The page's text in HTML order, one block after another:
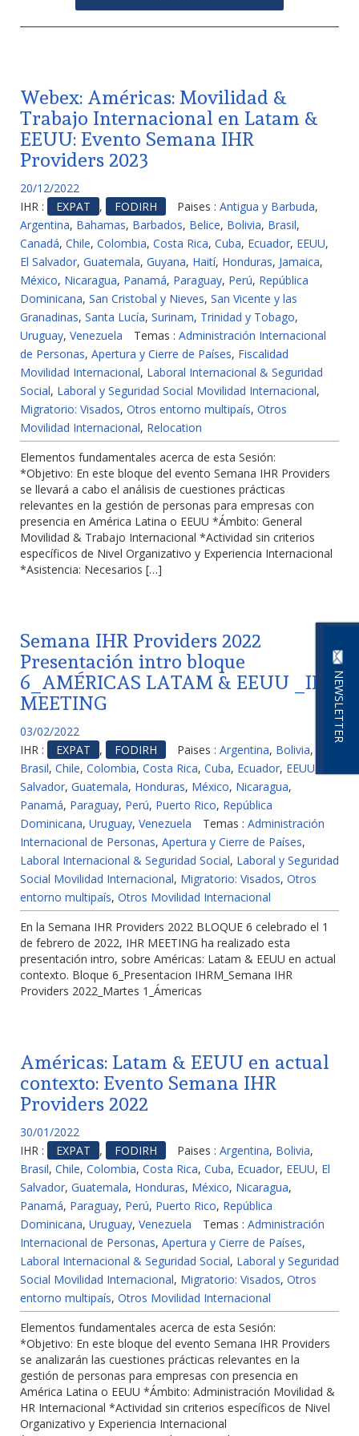
NEWSLETTER
Webex: Américas: Movilidad &
Trabajo Internacional en Latam &
EEUU: Evento Semana IHR
Providers 2023
20/12/2022
IHR :
EXPAT , FODIRH Paises : Antigua y Barbuda,
Argentina, Bahamas, Barbados, Belice, Bolivia, Brasil,
Canadá, Chile, Colombia, Costa Rica, Cuba, Ecuador, EEUU,
El Salvador, Guatemala, Guyana, Haití, Honduras, Jamaica,
México, Nicaragua, Panamá, Paraguay, Perú, República
Dominicana, San Cristobal y Nieves, San Vicente y las
Granadinas, Santa Lucía, Surinam, Trinidad y Tobago,
Uruguay, Venezuela Temas : Administración Internacional
de Personas, Apertura y Cierre de Países, Fiscalidad
Movilidad Internacional, Laboral Internacional & Seguridad
Social, Laboral y Seguridad Social Movilidad Internacional,
Migratorio: Visados, Otros entorno multipaís, Otros
Movilidad Internacional, Relocation
Elementos fundamentales acerca de esta Sesión:
*Objetivo: En este bloque del evento Semana IHR Providers
se llevará a cabo el análisis de cuestiones prácticas
relevantes en la gestión de personas para empresas con
presencia en América Latina o EEUU *Ámbito: General
Movilidad & Trabajo Internacional *Actividad sin criterios
específicos de Nivel Organizativo y Experiencia Internacional
*Asistencia: Necesarios […]
Semana IHR Providers 2022
Presentación intro bloque
6_AMÉRICAS LATAM & EEUU _IHR
MEETING
03/02/2022
IHR :
EXPAT , FODIRH Paises : Argentina, Bolivia,
Brasil, Chile, Colombia, Costa Rica, Cuba, Ecuador, EEUU
Salvador, Guatemala, Honduras, México, Nicaragua,
Panamá, Paraguay, Perú, Puerto Rico, República
Dominicana, Uruguay, Venezuela Temas : Administración
Internacional de Personas, Apertura y Cierre de Países,
Laboral Internacional & Seguridad Social, Laboral y Seguridad
Social Movilidad Internacional, Migratorio: Visados, Otros
entorno multipaís, Otros Movilidad Internacional
En la Semana IHR Providers 2022 BLOQUE 6 celebrado el 1
de febrero de 2022, IHR MEETING ha realizado esta
presentación intro, sobre Américas: Latam & EEUU en actual
contexto. Bloque 6_Presentacion IHRM_Semana IHR
Providers 2022_Martes 1_Ámericas
Américas: Latam & EEUU en actual
contexto: Evento Semana IHR
Providers 2022
30/01/2022
IHR :
EXPAT , FODIRH Paises : Argentina, Bolivia,
Brasil, Chile, Colombia, Costa Rica, Cuba, Ecuador, EEUU, El
Salvador, Guatemala, Honduras, México, Nicaragua,
Panamá, Paraguay, Perú, Puerto Rico, República
Dominicana, Uruguay, Venezuela Temas : Administración
Internacional de Personas, Apertura y Cierre de Países,
Laboral Internacional & Seguridad Social, Laboral y Seguridad
Social Movilidad Internacional, Migratorio: Visados, Otros
entorno multipaís, Otros Movilidad Internacional
Elementos fundamentales acerca de esta Sesión:
*Objetivo: En este bloque del evento Semana IHR Providers
se analizarán las cuestiones prácticas relevantes en la
gestión de personas para empresas con presencia en
América Latina o EEUU *Ámbito: Administración Movilidad &
HR Internacional *Actividad sin criterios específicos de Nivel
Organizativo y Experiencia Internacional